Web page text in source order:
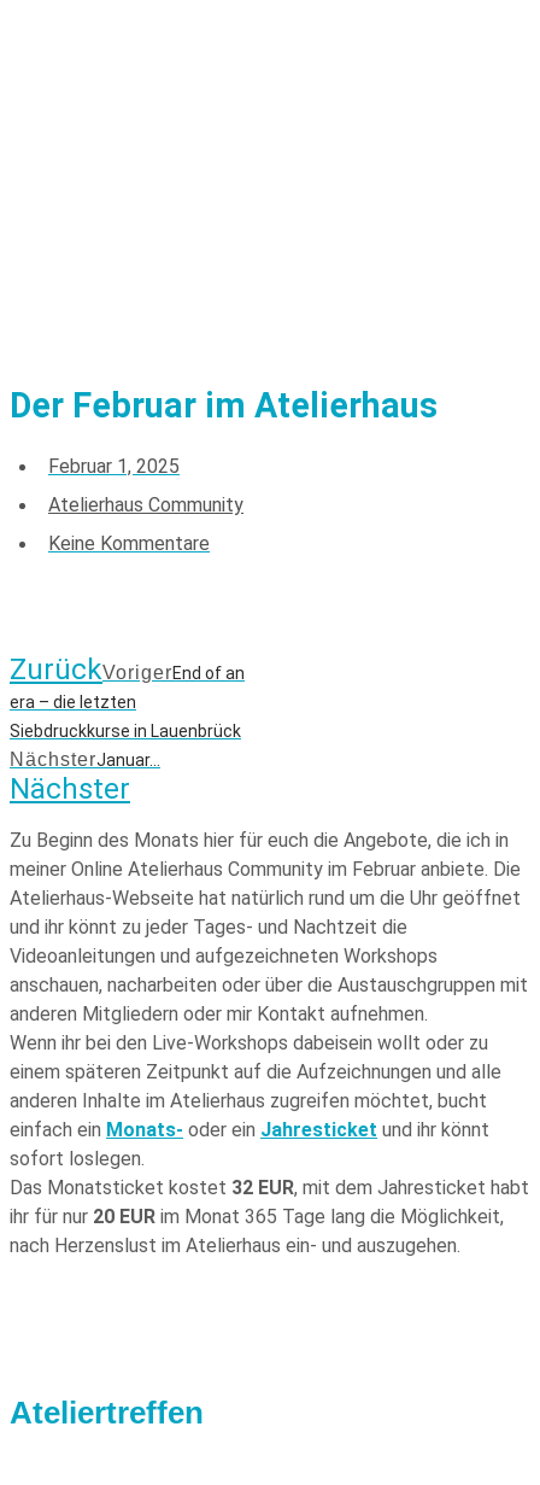
Der Februar im Atelierhaus
Februar 1, 2025
Atelierhaus Community
Keine Kommentare
ZurückVorigerEnd of an
era – die letzten
Siebdruckkurse in Lauenbrück
NächsterJanuar…
Nächster
Zu Beginn des Monats hier für euch die Angebote, die ich in
meiner Online Atelierhaus Community im Februar anbiete. Die
Atelierhaus-Webseite hat natürlich rund um die Uhr geöffnet
und ihr könnt zu jeder Tages- und Nachtzeit die
Videoanleitungen und aufgezeichneten Workshops
anschauen, nacharbeiten oder über die Austauschgruppen mit
anderen Mitgliedern oder mir Kontakt aufnehmen.
Wenn ihr bei den Live-Workshops dabeisein wollt oder zu
einem späteren Zeitpunkt auf die Aufzeichnungen und alle
anderen Inhalte im Atelierhaus zugreifen möchtet, bucht
einfach ein Monats- oder ein Jahresticket und ihr könnt
sofort loslegen.
Das Monatsticket kostet 32 EUR, mit dem Jahresticket habt
ihr für nur 20 EUR im Monat 365 Tage lang die Möglichkeit,
nach Herzenslust im Atelierhaus ein- und auszugehen.
Ateliertreffen